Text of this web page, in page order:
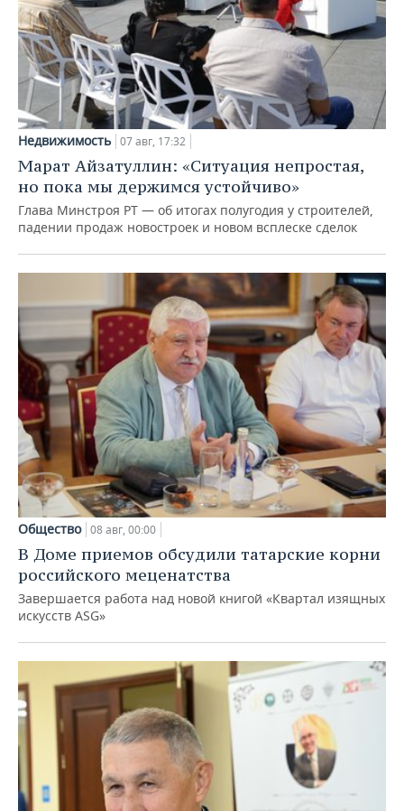
Недвижимость 07 авг, 17:32
Марат Айзатуллин: «Ситуация непростая,
но пока мы держимся устойчиво»
Глава Минстроя РТ — об итогах полугодия у строителей,
падении продаж новостроек и новом всплеске сделок
Общество 08 авг, 00:00
В Доме приемов обсудили татарские корни
российского меценатства
Завершается работа над новой книгой «Квартал изящных
искусств ASG»